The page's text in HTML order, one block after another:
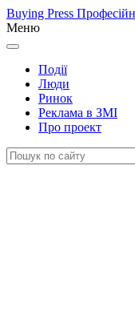
Buying Press
Меню
Події
Люди
Ринок
Реклама в ЗМІ
Про проект